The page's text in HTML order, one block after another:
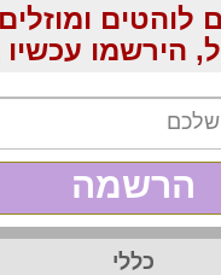
הירשמו עכשיו
הרשמה
כללי